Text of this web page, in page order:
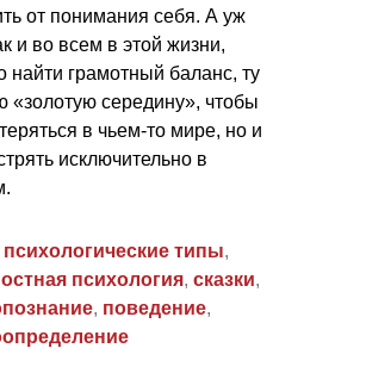
от понимания себя. А уж
и во всем в этой жизни,
найти грамотный баланс, ту
«золотую середину», чтобы
в чьем-то мире, но и
исключительно в
психологические типы,
психология, сказки,
, поведение,